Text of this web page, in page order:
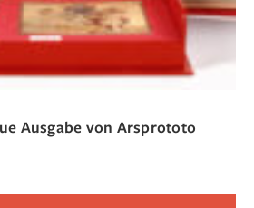
Ausgabe von Arsprototo